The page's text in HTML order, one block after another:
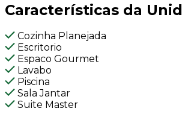
Características da
Cozinha Planejada
Escritorio
Espaco Gourmet
Lavabo
Piscina
Sala Jantar
Suite Master